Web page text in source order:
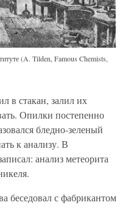
(A. Tilden, Famous Chemists,
в стакан, залил их
Опилки постепенно
бледно-зеленый
к анализу. В
анализ метеорита
беседовал с фабрикантом